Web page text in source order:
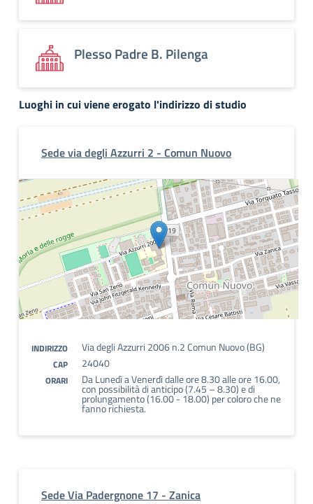
Plesso Padre B. Pilenga
Luoghi in cui viene erogato l'indirizzo di studio
Sede via degli Azzurri 2 - Comun Nuovo
INDIRIZZO Via degli Azzurri 2006 n.2 Comun Nuovo (BG)
CAP 24040
ORARI Da Lunedì a Venerdì dalle ore 8.30 alle ore 16.00,
con possibilità di anticipo (7.45 – 8.30) e di
prolungamento (16.00 - 18.00) per coloro che ne
fanno richiesta.
Sede Via Padergnone 17 - Zanica